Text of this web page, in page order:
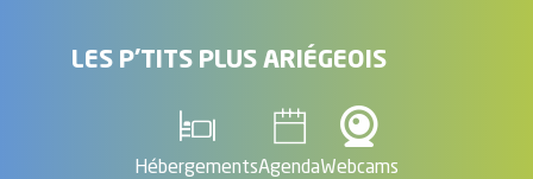
LES P'TITS PLUS ARIÉGEOIS
HébergementsAgendaWebcams